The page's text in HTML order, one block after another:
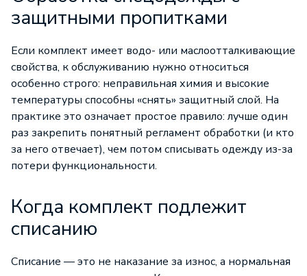
защитными пропитками
Если комплект имеет водо- или маслоотталкивающие
свойства, к обслуживанию нужно относиться
особенно строго: неправильная химия и высокие
температуры способны «снять» защитный слой. На
практике это означает простое правило: лучше один
раз закрепить понятный регламент обработки (и кто
за него отвечает), чем потом списывать одежду из-за
потери функциональности.
Когда комплект подлежит
списанию
Списание — это не наказание за износ, а нормальная